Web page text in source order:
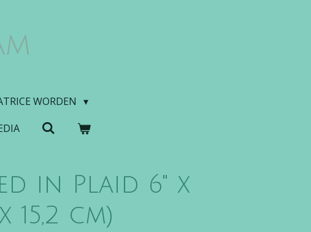
WORDEN
in Plaid 6" x
15,2 cm)